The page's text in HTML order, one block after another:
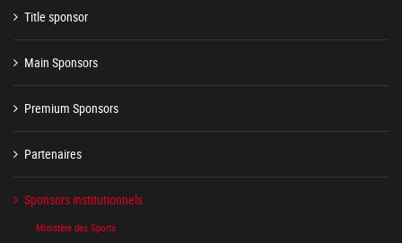
Title sponsor
Main Sponsors
Premium Sponsors
Partenaires
Sponsors institutionnels
Ministère des Sports